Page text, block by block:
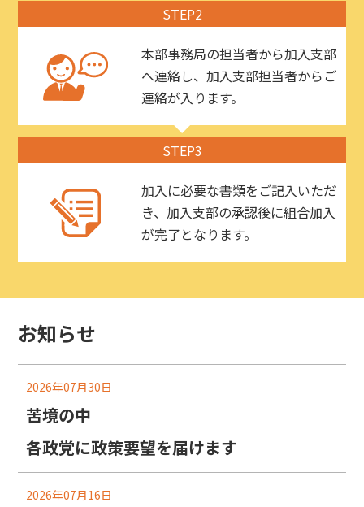
STEP2
本部事務局の担当者から加入支部
へ連絡し、加入支部担当者からご
連絡が入ります。
STEP3
加入に必要な書類をご記入いただ
き、加入支部の承認後に組合加入
が完了となります。
お知らせ
2026年07月30日
苦境の中
各政党に政策要望を届けます
2026年07月16日